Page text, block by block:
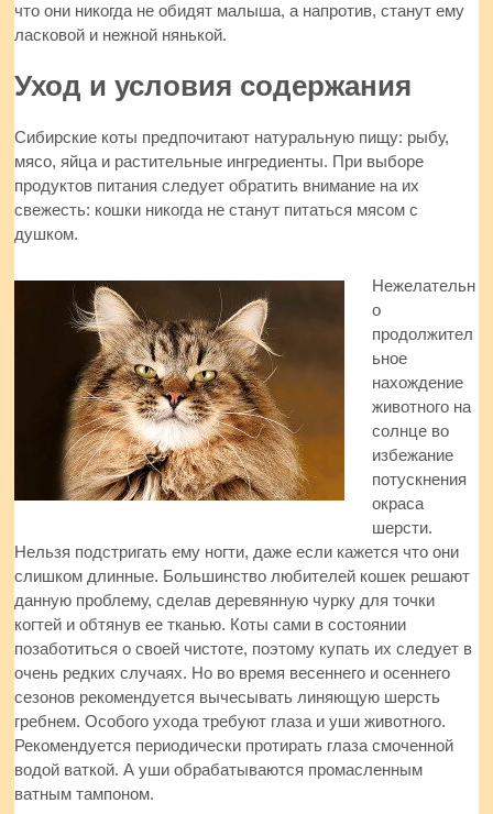
что они никогда не обидят малыша, а напротив, станут ему
ласковой и нежной нянькой.
Уход и условия содержания
Сибирские коты предпочитают натуральную пищу: рыбу,
мясо, яйца и растительные ингредиенты. При выборе
продуктов питания следует обратить внимание на их
свежесть: кошки никогда не станут питаться мясом с
душком.
Нежелательн
о
продолжител
ьное
нахождение
животного на
солнце во
избежание
потускнения
окраса
шерсти.
Нельзя подстригать ему ногти, даже если кажется что они
слишком длинные. Большинство любителей кошек решают
данную проблему, сделав деревянную чурку для точки
когтей и обтянув ее тканью. Коты сами в состоянии
позаботиться о своей чистоте, поэтому купать их следует в
очень редких случаях. Но во время весеннего и осеннего
сезонов рекомендуется вычесывать линяющую шерсть
гребнем. Особого ухода требуют глаза и уши животного.
Рекомендуется периодически протирать глаза смоченной
водой ваткой. А уши обрабатываются промасленным
ватным тампоном.